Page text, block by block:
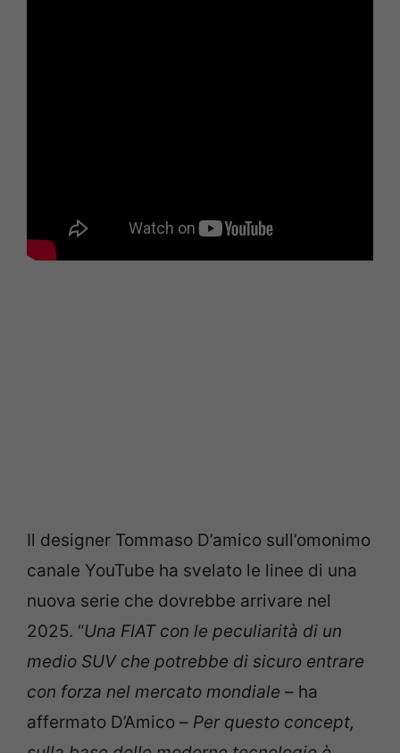
Il designer Tommaso D’amico sull’omonimo
canale YouTube ha svelato le linee di una
nuova serie che dovrebbe arrivare nel
2025. “Una FIAT con le peculiarità di un
medio SUV che potrebbe di sicuro entrare
con forza nel mercato mondiale – ha
affermato D’Amico – Per questo concept,